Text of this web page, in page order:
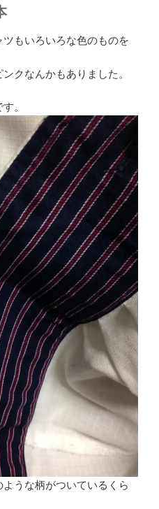
もいろいろな色のものを
クなんかもありました。
。
うな柄がついているくら